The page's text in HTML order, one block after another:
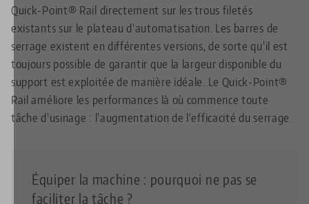
Quick-Point® Rail directement sur les trous filetés
existants sur le plateau d'automatisation. Les barres de
serrage existent en différentes versions, de sorte qu'il est
toujours possible de garantir que la largeur disponible du
support est exploitée de manière idéale. Le Quick-Point®
Rail améliore les performances là où commence toute
tâche d'usinage : l'augmentation de l'efficacité du serrage.
Équiper la machine : pourquoi ne pas se
faciliter la tâche ?